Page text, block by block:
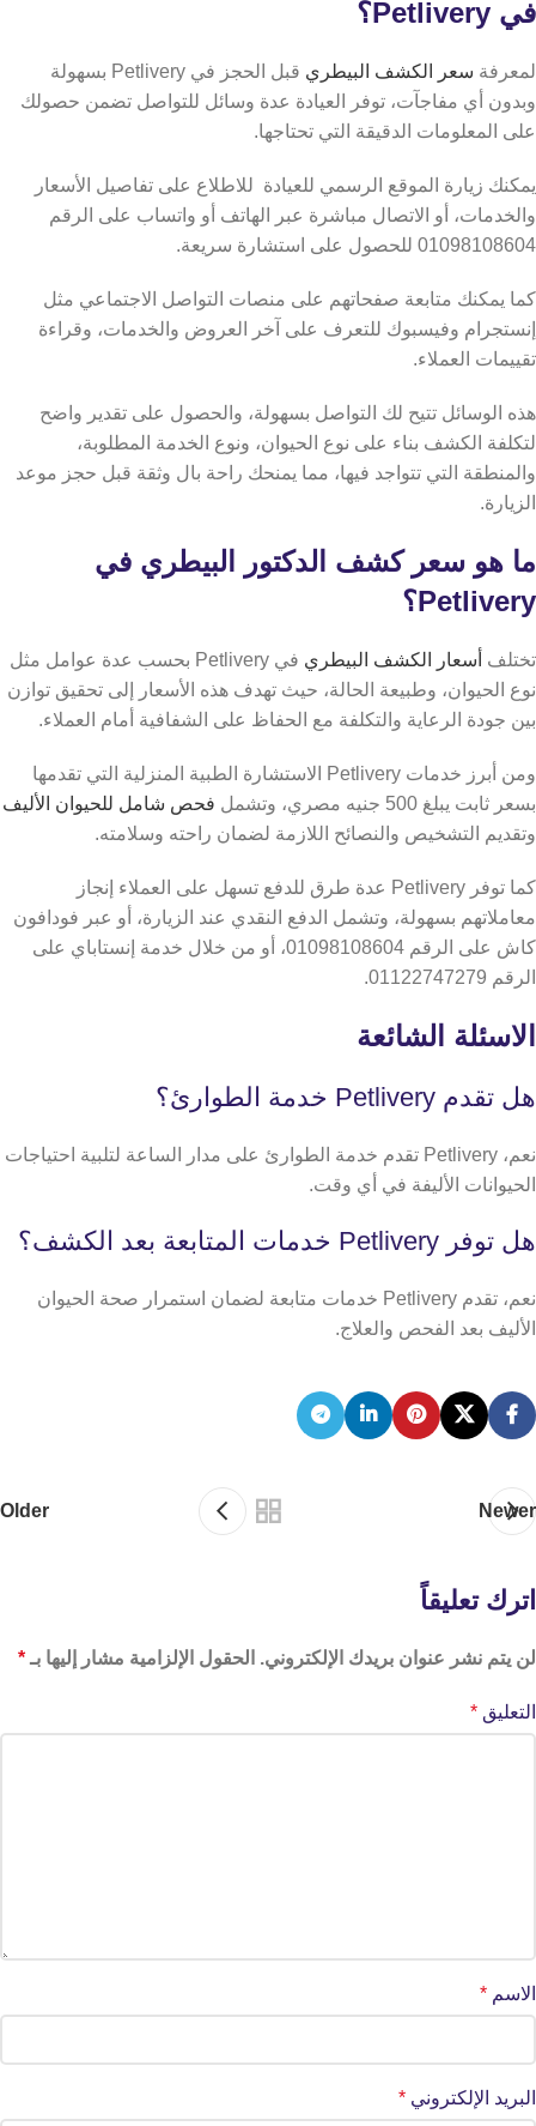
في Petlivery؟
لمعرفة سعر الكشف البيطري
قبل الحجز في Petlivery بسهولة
وبدون أي مفاجآت، توفر العيادة عدة وسائل للتواصل تضمن حصولك
على المعلومات الدقيقة التي تحتاجها.
يمكنك زيارة الموقع الرسمي للعيادة للاطلاع على تفاصيل الأسعار
والخدمات، أو الاتصال مباشرة عبر الهاتف أو واتساب على الرقم
01098108604 للحصول على استشارة سريعة.
كما يمكنك متابعة صفحاتهم على منصات التواصل الاجتماعي مثل
إنستجرام وفيسبوك للتعرف على آخر العروض والخدمات، وقراءة
تقييمات العملاء.
هذه الوسائل تتيح لك التواصل بسهولة، والحصول على تقدير واضح
لتكلفة الكشف بناء على نوع الحيوان، ونوع الخدمة المطلوبة،
والمنطقة التي تتواجد فيها، مما يمنحك راحة بال وثقة قبل حجز موعد
الزيارة.
ما هو سعر كشف الدكتور البيطري في
Petlivery؟
تختلف أسعار الكشف البيطري
في Petlivery بحسب عدة عوامل مثل
نوع الحيوان، وطبيعة الحالة، حيث تهدف هذه الأسعار إلى تحقيق توازن
بين جودة الرعاية والتكلفة مع الحفاظ على الشفافية أمام العملاء.
ومن أبرز خدمات Petlivery الاستشارة الطبية المنزلية التي تقدمها
بسعر ثابت يبلغ 500 جنيه مصري، وتشمل
فحص شامل للحيوان الأليف
وتقديم التشخيص والنصائح اللازمة لضمان راحته وسلامته.
كما توفر Petlivery عدة طرق للدفع تسهل على العملاء إنجاز
معاملاتهم بسهولة، وتشمل الدفع النقدي عند الزيارة، أو عبر فودافون
كاش على الرقم 01098108604، أو من خلال خدمة إنستاباي على
الرقم 01122747279.
الاسئلة الشائعة
هل تقدم Petlivery خدمة الطوارئ؟
نعم، Petlivery تقدم خدمة الطوارئ على مدار الساعة لتلبية احتياجات
الحيوانات الأليفة في أي وقت.
هل توفر Petlivery خدمات المتابعة بعد الكشف؟
نعم، تقدم Petlivery خدمات متابعة لضمان استمرار صحة الحيوان
الأليف بعد الفحص والعلاج.
Newer
Older
اترك تعليقاً
لن يتم نشر عنوان بريدك الإلكتروني. الحقول الإلزامية مشار إليها بـ *
التعليق *
الاسم *
البريد الإلكتروني *